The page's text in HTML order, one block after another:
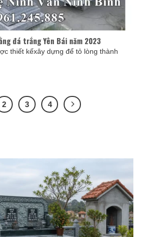
đá trắng Yên Bái năm 2023
thiết kếxây dựng để tỏ lòng thành
2 3 4